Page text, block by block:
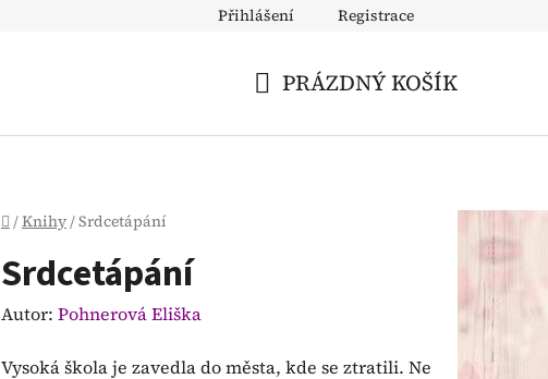
Přihlášení Registrace
PRÁZDNÝ KOŠÍK
Domů
/Knihy/Srdcetápání
Srdcetápání
Autor: Pohnerová Eliška
Vysoká škola je zavedla do města, kde se ztratili. Ne